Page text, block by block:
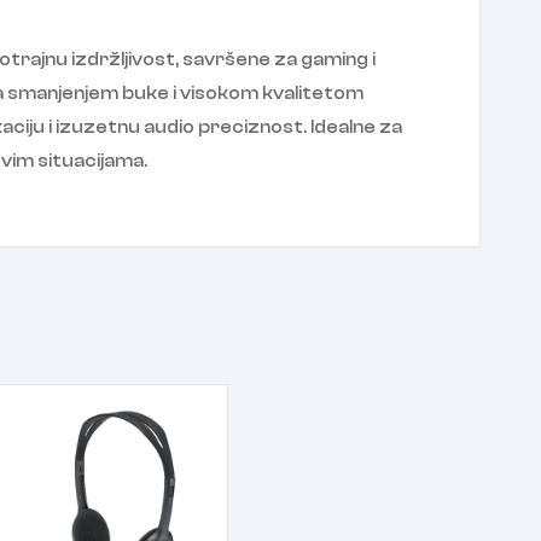
izdržljivost, savršene za gaming i
buke i visokom kvalitetom
i izuzetnu audio preciznost. Idealne za
situacijama.